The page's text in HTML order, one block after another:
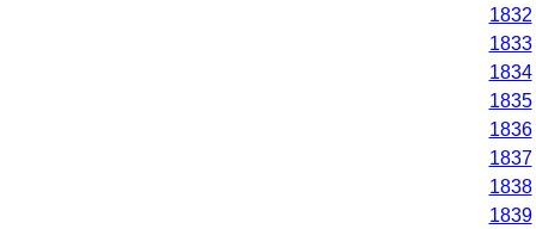
1832
1833
1834
1835
1836
1837
1838
1839